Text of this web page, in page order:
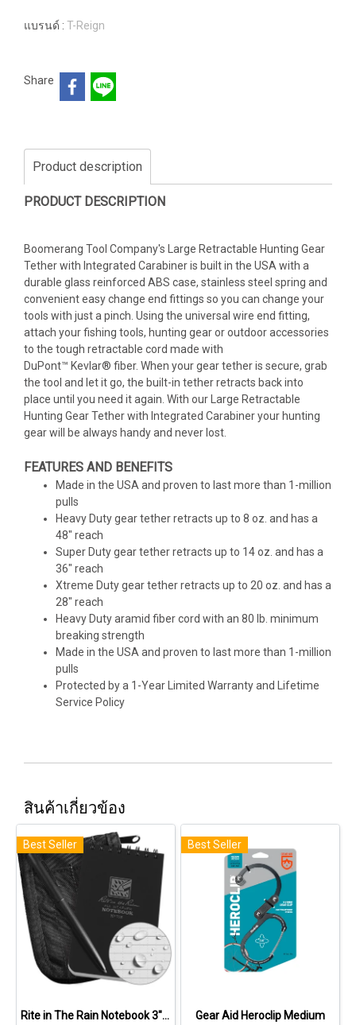
แบรนด์ : T-Reign
Share
Product description
PRODUCT DESCRIPTION
Boomerang Tool Company's Large Retractable Hunting Gear
Tether with Integrated Carabiner is built in the USA with a
durable glass reinforced ABS case, stainless steel spring and
convenient easy change end fittings so you can change your
tools with just a pinch. Using the universal wire end fitting,
attach your fishing tools, hunting gear or outdoor accessories
to the tough retractable cord made with
DuPont™ Kevlar® fiber. When your gear tether is secure, grab
the tool and let it go, the built-in tether retracts back into
place until you need it again. With our Large Retractable
Hunting Gear Tether with Integrated Carabiner your hunting
gear will be always handy and never lost.
FEATURES AND BENEFITS
Made in the USA and proven to last more than 1-million
pulls
Heavy Duty gear tether retracts up to 8 oz. and has a
48" reach
Super Duty gear tether retracts up to 14 oz. and has a
36" reach
Xtreme Duty gear tether retracts up to 20 oz. and has a
28" reach
Heavy Duty aramid fiber cord with an 80 lb. minimum
breaking strength
Made in the USA and proven to last more than 1-million
pulls
Protected by a 1-Year Limited Warranty and Lifetime
Service Policy
สินค้าเกี่ยวข้อง
Best Seller
Rite in The Rain Notebook 3"x5" Kit
Best Seller
Gear Aid Heroclip Medium